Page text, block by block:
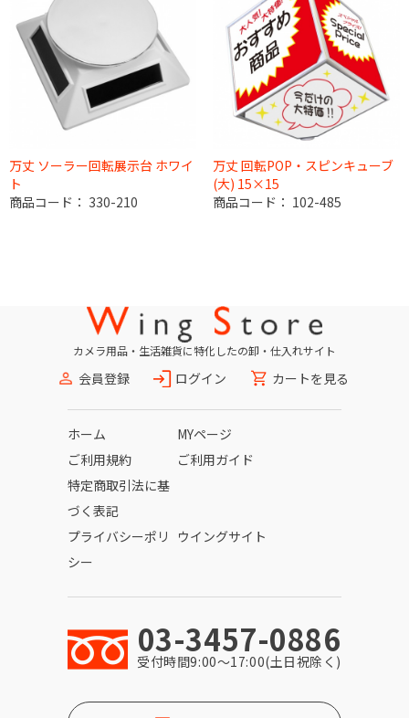
万丈 ソーラー回転展示台 ホワイ
ト
商品コード： 330-210
万丈 回転POP・スピンキューブ
(大) 15×15
商品コード： 102-485
カメラ用品・生活雑貨に特化したの卸・仕入れサイト
会員登録 ログイン カートを見る
03-3457-0886
受付時間9:00〜17:00(土日祝除く)
ホーム
MYページ
ご利用規約
ご利用ガイド
特定商取引法に基
づく表記
プライバシーポリ
シー
ウイングサイト